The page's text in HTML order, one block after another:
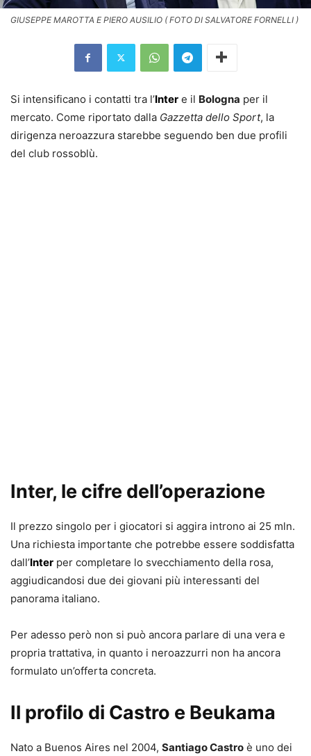
GIUSEPPE MAROTTA E PIERO AUSILIO ( FOTO DI SALVATORE FORNELLI )
Si intensificano i contatti tra l’Inter e il Bologna per il
mercato. Come riportato dalla Gazzetta dello Sport, la
dirigenza neroazzura starebbe seguendo ben due profili
del club rossoblù.
Inter, le cifre dell’operazione
Il prezzo singolo per i giocatori si aggira introno ai 25 mln.
Una richiesta importante che potrebbe essere soddisfatta
dall’Inter per completare lo svecchiamento della rosa,
aggiudicandosi due dei giovani più interessanti del
panorama italiano.
Per adesso però non si può ancora parlare di una vera e
propria trattativa, in quanto i neroazzurri non ha ancora
formulato un’offerta concreta.
Il profilo di Castro e Beukama
Nato a Buenos Aires nel 2004, Santiago Castro è uno dei